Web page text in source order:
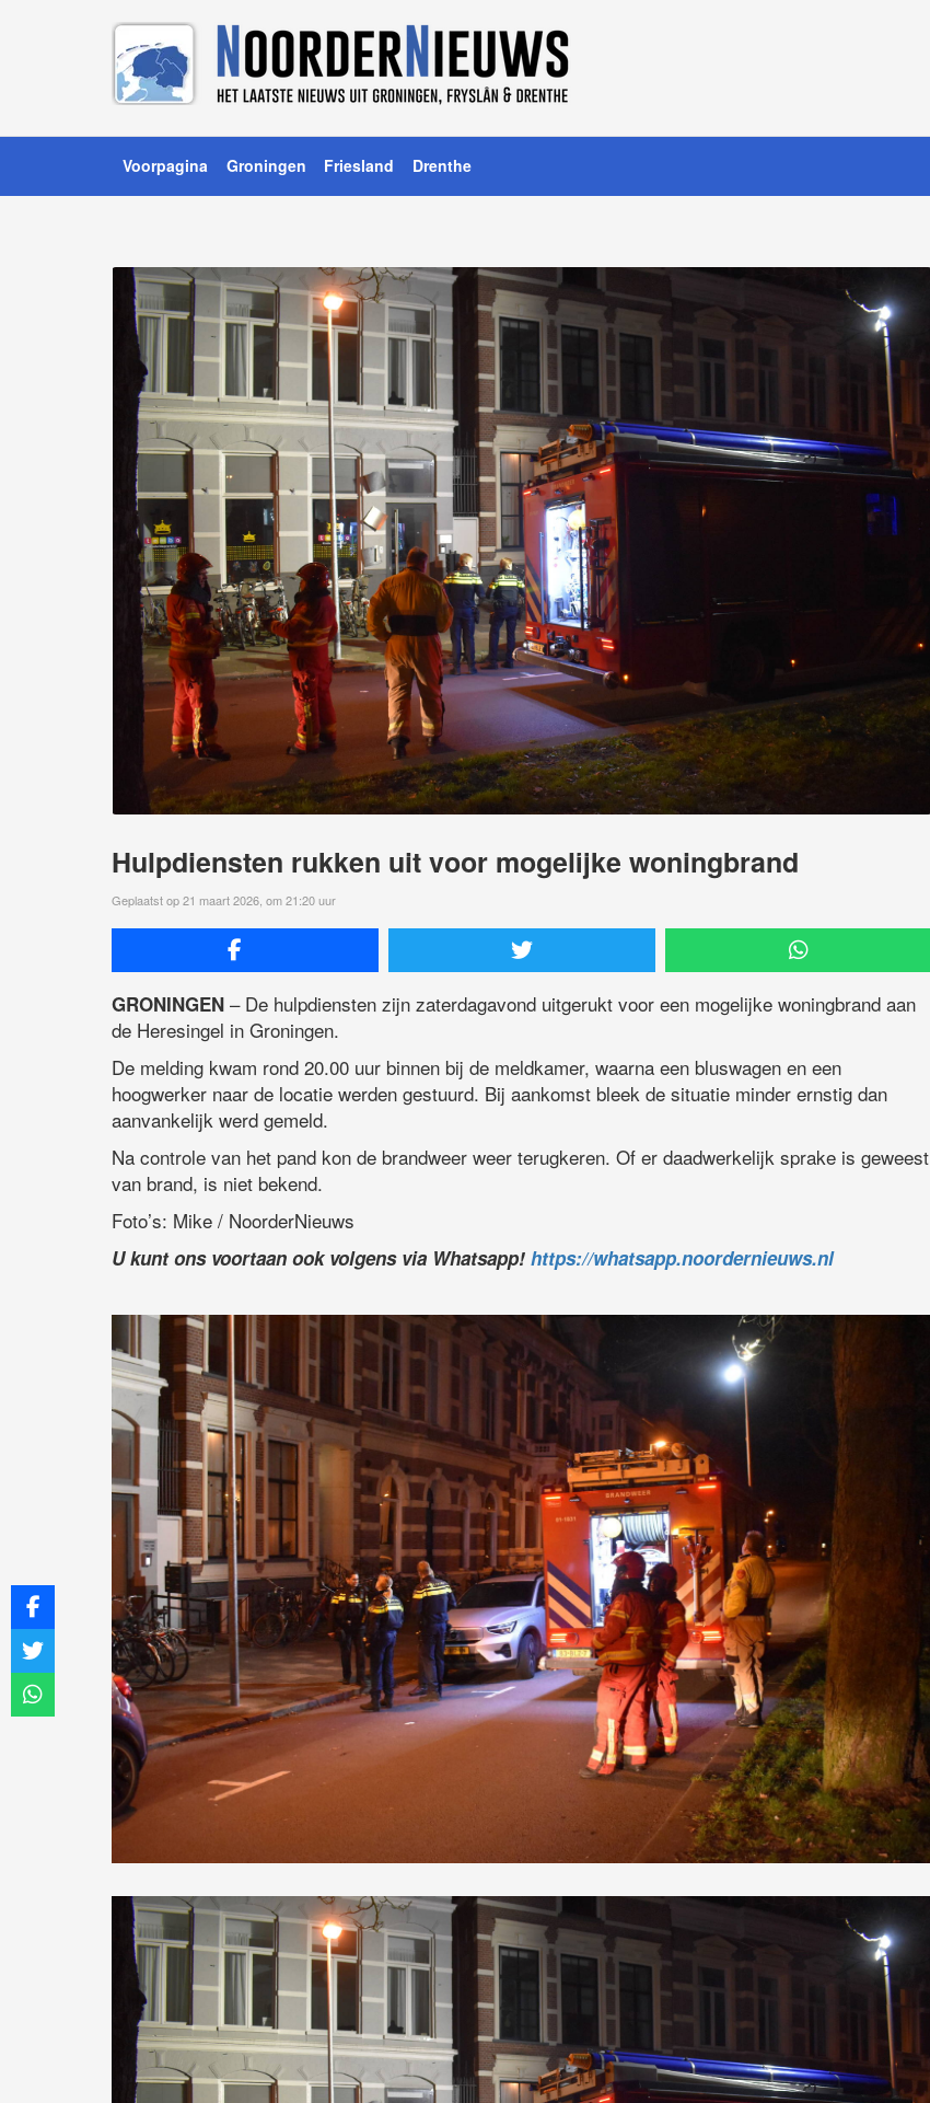
Voorpagina Groningen Friesland Drenthe
Hulpdiensten rukken uit voor mogelijke woningbrand
Geplaatst op 21 maart 2026, om 21:20 uur
GRONINGEN – De hulpdiensten zijn zaterdagavond uitgerukt voor een mogelijke woningbrand aan
de Heresingel in Groningen.
De melding kwam rond 20.00 uur binnen bij de meldkamer, waarna een bluswagen en een
hoogwerker naar de locatie werden gestuurd. Bij aankomst bleek de situatie minder ernstig dan
aanvankelijk werd gemeld.
Na controle van het pand kon de brandweer weer terugkeren. Of er daadwerkelijk sprake is geweest
van brand, is niet bekend.
Foto’s: Mike / NoorderNieuws
U kunt ons voortaan ook volgens via Whatsapp! https://whatsapp.noordernieuws.nl